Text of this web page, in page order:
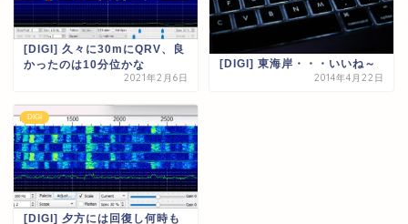
[DIGI] 久々に30mにQRV、良
かったのは10分位かな
2021年2月6日
[DIGI] 東海岸・・・いいね～
2014年4月22日
DIGI
[DIGI] 夕方には回復し何時も